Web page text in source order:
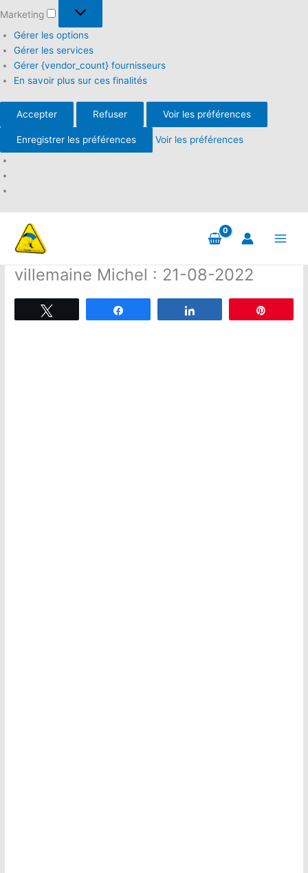
Marketing
Gérer les options
Gérer les services
Gérer {vendor_count} fournisseurs
En savoir plus sur ces finalités
Accepter Refuser Voir les préférences
Enregistrer les préférences Voir les préférences
contenu
villemaine Michel : 21-08-2022